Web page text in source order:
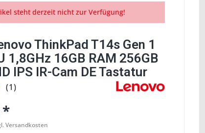
steht derzeit nicht zur Verfügung!
ThinkPad T14s Gen 1
1,8GHz 16GB RAM 256GB
IPS IR-Cam DE Tastatur
(1)
*
Versandkosten